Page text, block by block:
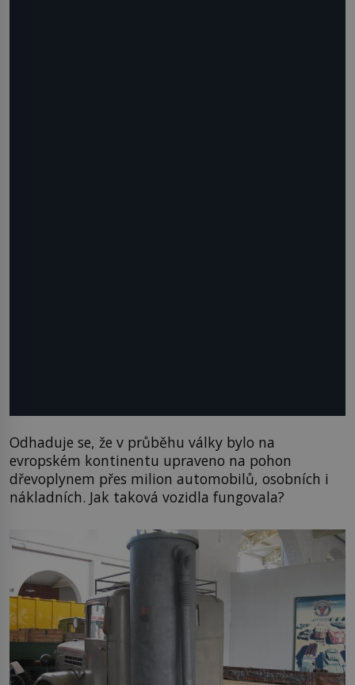
Odhaduje se, že v průběhu války bylo na
evropském kontinentu upraveno na pohon
dřevoplynem přes milion automobilů, osobních i
nákladních. Jak taková vozidla fungovala?